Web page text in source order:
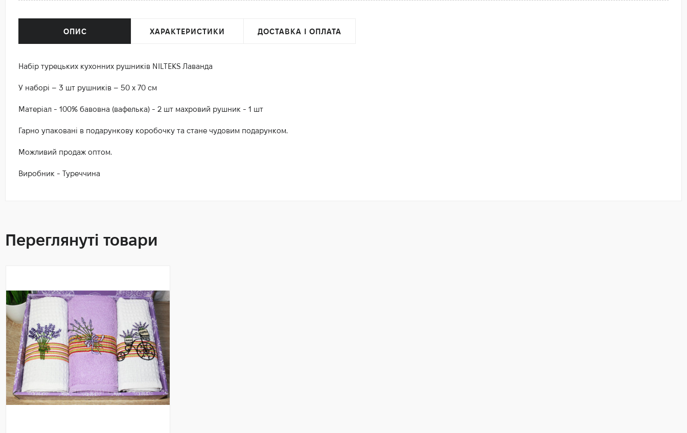
ОПИС ХАРАКТЕРИСТИКИ ДОСТАВКА І ОПЛАТА
Набір турецьких кухонних рушників NILTEKS Лаванда
У наборі – 3 шт рушників – 50 х 70 см
Матеріал - 100% бавовна (вафелька) - 2 шт махровий рушник - 1 шт
Гарно упаковані в подарункову коробочку та стане чудовим подарунком.
Можливий продаж оптом.
Виробник - Туреччина
Переглянуті товари